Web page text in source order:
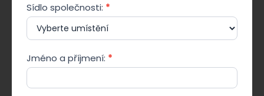
SKOŚNY
Sídlo společnosti: *
Jméno a příjmení: *